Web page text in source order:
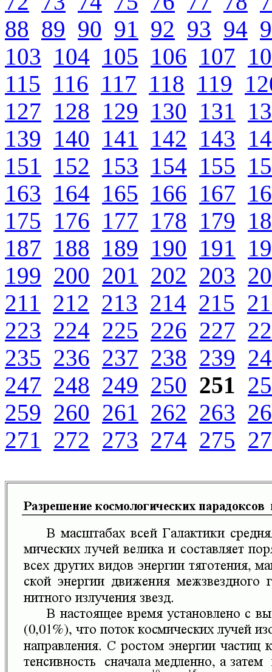
88 89 90 91 92 93 94
103 104 105 106 107
115 116 117 118 119
127 128 129 130 131
139 140 141 142 143
151
152 153 154 155
163 164 165 166 167
175 176 177 178 179
187 188 189 190 191
199 200 201 202 203
211 212 213 214 215
223 224 225 226 227
235 236 237 238 239
247 248 249 250 251
259 260 261 262 263
271 272 273 274 275